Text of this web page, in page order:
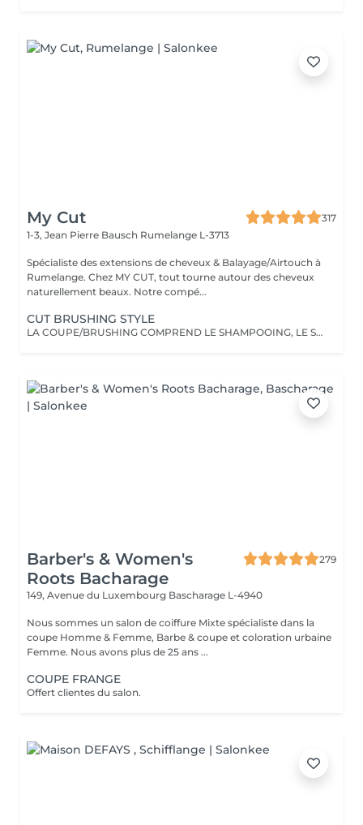
My Cut
317
1-3, Jean Pierre Bausch Rumelange L-3713
Spécialiste des extensions de cheveux & Balayage/Airtouch à
Rumelange. Chez MY CUT, tout tourne autour des cheveux
naturellement beaux. Notre compé...
CUT BRUSHING STYLE
LA COUPE/BRUSHING COMPREND LE SHAMPOOING, LE SOIN, LA COUPE, LES PRODUITS DE STYLING ET LE BRUSHING WAVY
Barber's & Women's
Roots Bacharage
279
149, Avenue du Luxembourg Bascharage L-4940
Nous sommes un salon de coiffure Mixte spécialiste dans la
coupe Homme & Femme, Barbe & coupe et coloration urbaine
Femme. Nous avons plus de 25 ans ...
COUPE FRANGE
Offert clientes du salon.